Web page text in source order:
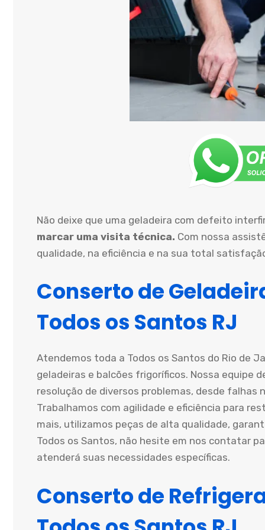
Não deixe que uma geladeira com defeito
marcar uma visita técnica. Com nossa
qualidade, na eficiência e na sua total
Conserto de
Todos os Santos RJ
Atendemos toda a Todos os Santos do Rio de
geladeiras e balcões frigoríficos. Nossa equipe
resolução de diversos problemas, desde
Trabalhamos com agilidade e eficiência para
mais, utilizamos peças de alta qualidade,
Todos os Santos, não hesite em nos contatar
atenderá suas necessidades específicas.
Conserto de